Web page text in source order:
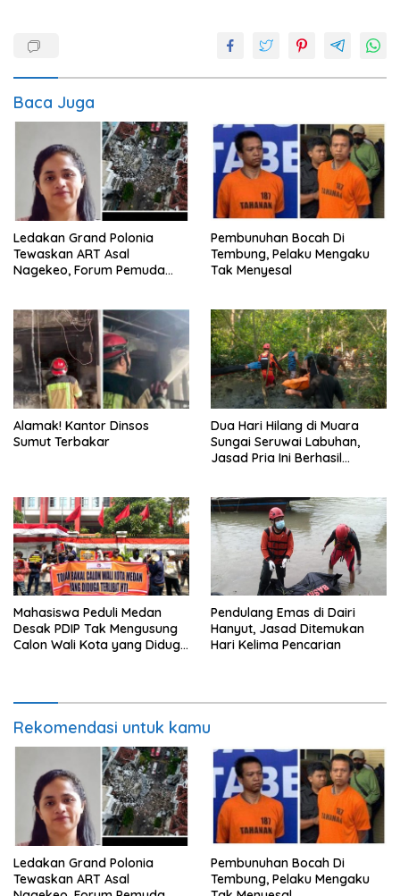
Baca Juga
Ledakan Grand Polonia
Tewaskan ART Asal
Nagekeo, Forum Pemuda
Jawab
Pembunuhan Bocah Di
Tembung, Pelaku Mengaku
Tak Menyesal
Alamak! Kantor Dinsos
Sumut Terbakar
Dua Hari Hilang di Muara
Sungai Seruwai Labuhan,
Jasad Pria Ini Berhasil
Mahasiswa Peduli Medan
Desak PDIP Tak Mengusung
Calon Wali Kota yang Diduga
Pendulang Emas di Dairi
Hanyut, Jasad Ditemukan
Hari Kelima Pencarian
Rekomendasi untuk kamu
Ledakan Grand Polonia
Tewaskan ART Asal
Pembunuhan Bocah Di
Tembung, Pelaku Mengaku